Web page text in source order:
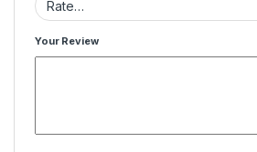
Your Review